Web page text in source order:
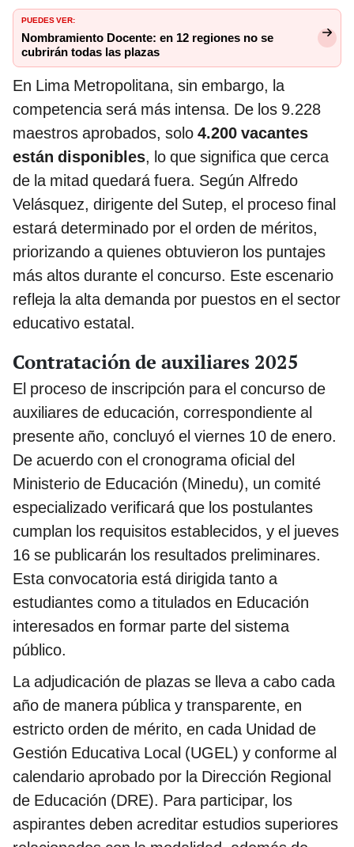
PUEDES VER:
Nombramiento Docente: en 12 regiones no se
cubrirán todas las plazas
En Lima Metropolitana, sin embargo, la
competencia será más intensa. De los 9.228
maestros aprobados, solo 4.200 vacantes
están disponibles, lo que significa que cerca
de la mitad quedará fuera. Según Alfredo
Velásquez, dirigente del Sutep, el proceso final
estará determinado por el orden de méritos,
priorizando a quienes obtuvieron los puntajes
más altos durante el concurso. Este escenario
refleja la alta demanda por puestos en el sector
educativo estatal.
Contratación de auxiliares 2025
El proceso de inscripción para el concurso de
auxiliares de educación, correspondiente al
presente año, concluyó el viernes 10 de enero.
De acuerdo con el cronograma oficial del
Ministerio de Educación (Minedu), un comité
especializado verificará que los postulantes
cumplan los requisitos establecidos, y el jueves
16 se publicarán los resultados preliminares.
Esta convocatoria está dirigida tanto a
estudiantes como a titulados en Educación
interesados en formar parte del sistema
público.
La adjudicación de plazas se lleva a cabo cada
año de manera pública y transparente, en
estricto orden de mérito, en cada Unidad de
Gestión Educativa Local (UGEL) y conforme al
calendario aprobado por la Dirección Regional
de Educación (DRE). Para participar, los
aspirantes deben acreditar estudios superiores